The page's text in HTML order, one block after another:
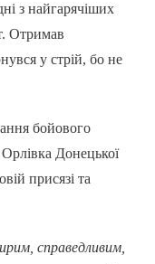
з найгарячіших
Отримав
у стрій, бо не
бойового
Донецької
присязі та
справедливим,